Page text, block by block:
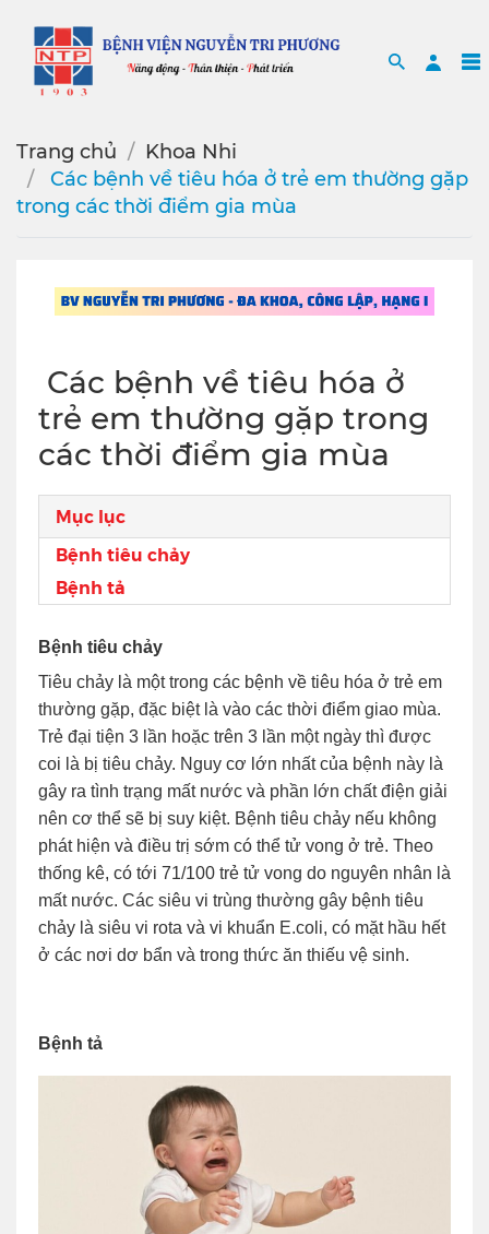
Search
Trang chủ
Khoa Nhi
️ Các bệnh về tiêu hóa ở trẻ em thường gặp
trong các thời điểm gia mùa
️ Các bệnh về tiêu hóa ở
trẻ em thường gặp trong
các thời điểm gia mùa
Mục lục
Bệnh tiêu chảy
Bệnh tả
Bệnh tiêu chảy
Tiêu chảy là một trong các bệnh về tiêu hóa ở trẻ em
thường gặp, đặc biệt là vào các thời điểm giao mùa.
Trẻ đại tiện 3 lần hoặc trên 3 lần một ngày thì được
coi là bị tiêu chảy. Nguy cơ lớn nhất của bệnh này là
gây ra tình trạng mất nước và phần lớn chất điện giải
nên cơ thể sẽ bị suy kiệt. Bệnh tiêu chảy nếu không
phát hiện và điều trị sớm có thể tử vong ở trẻ. Theo
thống kê, có tới 71/100 trẻ tử vong do nguyên nhân là
mất nước. Các siêu vi trùng thường gây bệnh tiêu
chảy là siêu vi rota và vi khuẩn E.coli, có mặt hầu hết
ở các nơi dơ bẩn và trong thức ăn thiếu vệ sinh.
Bệnh tả